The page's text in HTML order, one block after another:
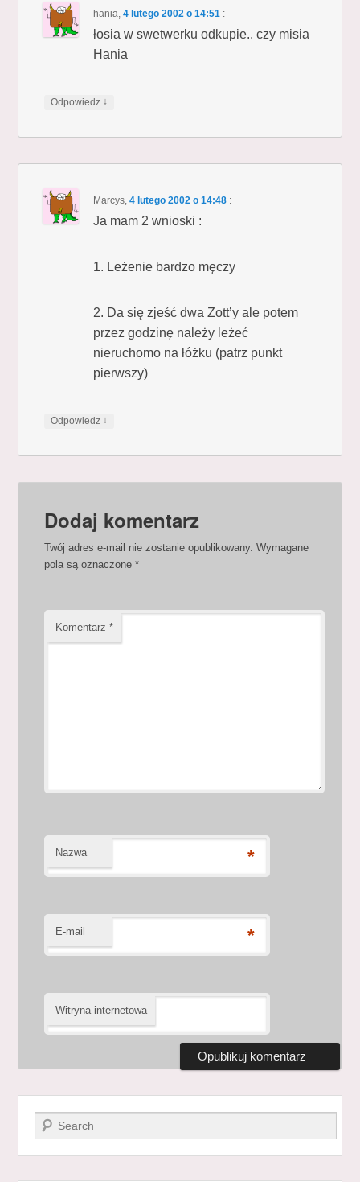
hania,4 lutego 2002 o 14:51 :
łosia w swetwerku odkupie.. czy misia
Hania
Odpowiedz ↓
Marcys,4 lutego 2002 o 14:48 :
Ja mam 2 wnioski :
1. Leżenie bardzo męczy
2. Da się zjeść dwa Zott’y ale potem
przez godzinę należy leżeć
nieruchomo na łóżku (patrz punkt
pierwszy)
Odpowiedz ↓
Dodaj komentarz
Twój adres e-mail nie zostanie opublikowany. Wymagane
pola są oznaczone*
Komentarz*
Nazwa *
E-mail *
Witryna internetowa
Szukaj